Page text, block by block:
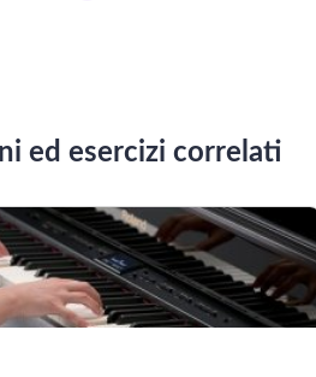
ed esercizi correlati